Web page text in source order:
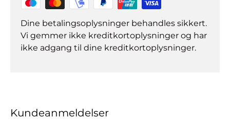
Dine betalingsoplysninger behandles sikkert.
Vi gemmer ikke kreditkortoplysninger og har
ikke adgang til dine kreditkortoplysninger.
Kundeanmeldelser